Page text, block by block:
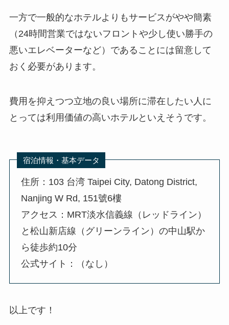
一方で一般的なホテルよりもサービスがやや簡素
（24時間営業ではないフロントや少し使い勝手の
悪いエレベーターなど）であることには留意して
おく必要があります。
費用を抑えつつ立地の良い場所に滞在したい人に
とっては利用価値の高いホテルといえそうです。
宿泊情報・基本データ
住所：103 台湾 Taipei City, Datong District,
Nanjing W Rd, 151號6樓
アクセス：MRT淡水信義線（レッドライン）
と松山新店線（グリーンライン）の中山駅か
ら徒歩約10分
公式サイト：（なし）
以上です！